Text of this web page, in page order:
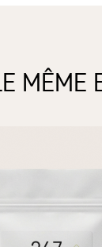
MÊME